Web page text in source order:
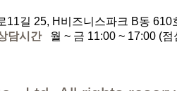
11길 25, H비즈니스파크 B동 610
담시간 월 ~ 금 11:00 ~ 17:00 (